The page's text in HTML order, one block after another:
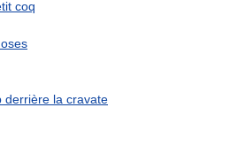
coq
derrière la cravate